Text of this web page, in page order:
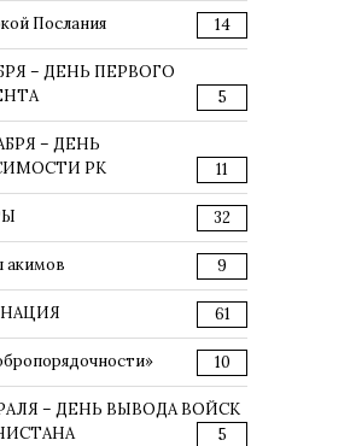
Послания 14
– ДЕНЬ ПЕРВОГО
5
– ДЕНЬ
РК
11
32
акимов 9
61
10
– ДЕНЬ ВЫВОДА ВОЙСК
5